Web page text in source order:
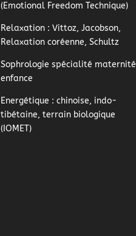
(Emotional Freedom Technique)
Relaxation: Vittoz, Jacobson,
Relaxation coréenne, Schultz
Sophrologie spécialité maternité
enfance
Energétique : chinoise, indo-
tibétaine, terrain biologique
(IOMET)